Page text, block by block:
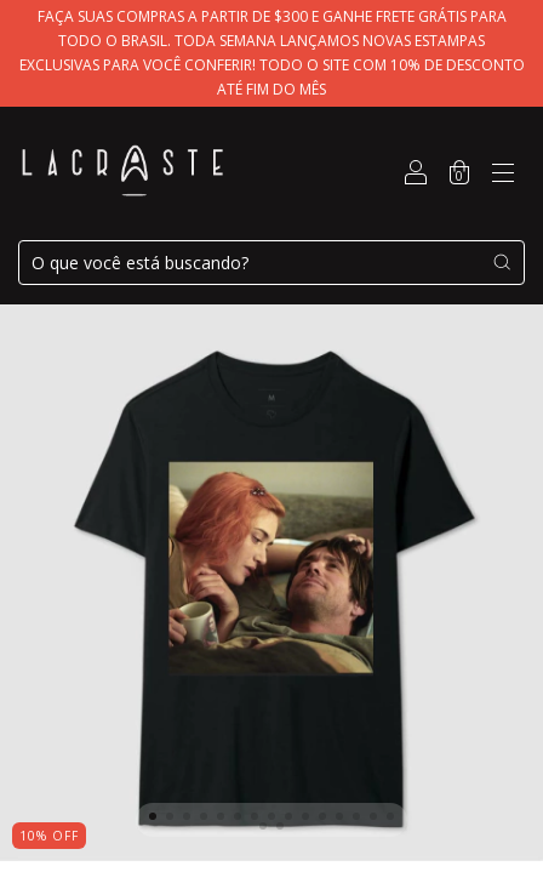
FAÇA SUAS COMPRAS A PARTIR DE $300 E GANHE FRETE GRÁTIS PARA
TODO O BRASIL. TODA SEMANA LANÇAMOS NOVAS ESTAMPAS
EXCLUSIVAS PARA VOCÊ CONFERIR! TODO O SITE COM 10% DE DESCONTO
ATÉ FIM DO MÊS
0
10% OFF